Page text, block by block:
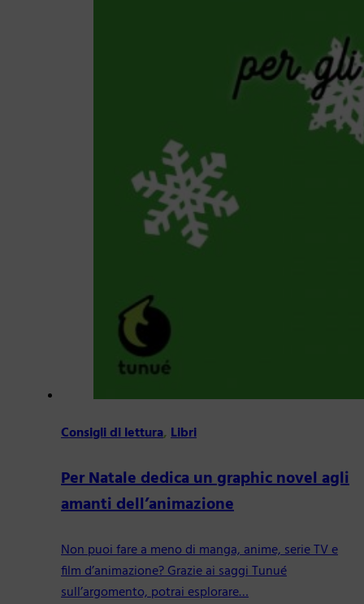
Consigli di lettura,Libri
Per Natale dedica un graphic novel agli
amanti dell’animazione
Non puoi fare a meno di manga, anime, serie TV e
film d’animazione? Grazie ai saggi Tunué
sull’argomento, potrai esplorare…